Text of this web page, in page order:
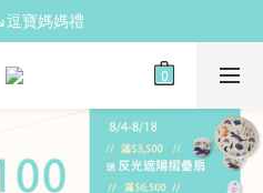
↘育兒懶人包
寶媽媽禮
酸潔膚皂(金箔紫草)
備↘育兒懶人包